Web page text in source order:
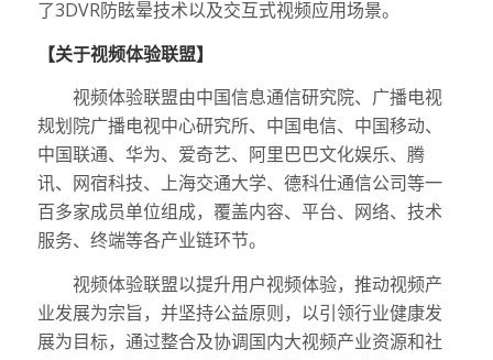
了3DVR防眩晕技术以及交互式视频应用场景。
【关于视频体验联盟】
视频体验联盟由中国信息通信研究院、广播电视
规划院广播电视中心研究所、中国电信、中国移动、
中国联通、华为、爱奇艺、阿里巴巴文化娱乐、腾
讯、网宿科技、上海交通大学、德科仕通信公司等一
百多家成员单位组成，覆盖内容、平台、网络、技术
服务、终端等各产业链环节。
视频体验联盟以提升用户视频体验，推动视频产
业发展为宗旨，并坚持公益原则，以引领行业健康发
展为目标，通过整合及协调国内大视频产业资源和社